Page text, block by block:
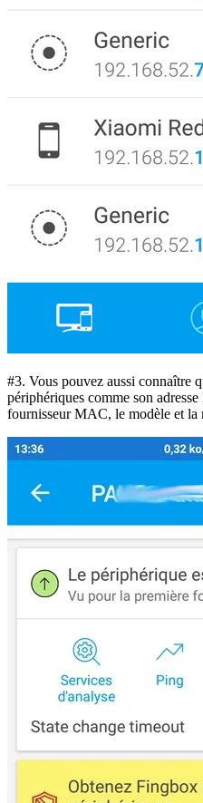
#3. Vous pouvez aussi connaître
périphériques comme son
fournisseur MAC, le modèle et la